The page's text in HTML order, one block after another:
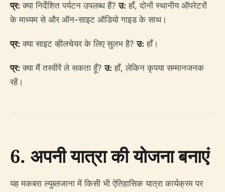
प्र: क्या निर्देशित पर्यटन उपलब्ध हैं?उ: हाँ, दोनों स्थानीय ऑपरेटरों
के माध्यम से और ऑन-साइट ऑडियो गाइड के साथ।
प्र: क्या साइट व्हीलचेयर के लिए सुलभ है?उ: हाँ।
प्र: क्या मैं तस्वीरें ले सकता हूँ?उ: हाँ, लेकिन कृपया सम्मानजनक
रहें।
6. अपनी यात्रा की योजना बनाएं
यह मकबरा ल्युब्लजाना में किसी भी ऐतिहासिक यात्रा कार्यक्रम पर